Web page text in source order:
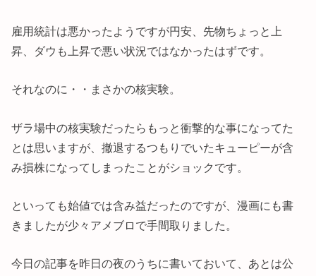
雇用統計は悪かったようですが円安、先物ちょっと上
昇、ダウも上昇で悪い状況ではなかったはずです。
それなのに・・まさかの核実験。
ザラ場中の核実験だったらもっと衝撃的な事になってた
とは思いますが、撤退するつもりでいたキューピーが含
み損株になってしまったことがショックです。
といっても始値では含み益だったのですが、漫画にも書
きましたが少々アメブロで手間取りました。
今日の記事を昨日の夜のうちに書いておいて、あとは公